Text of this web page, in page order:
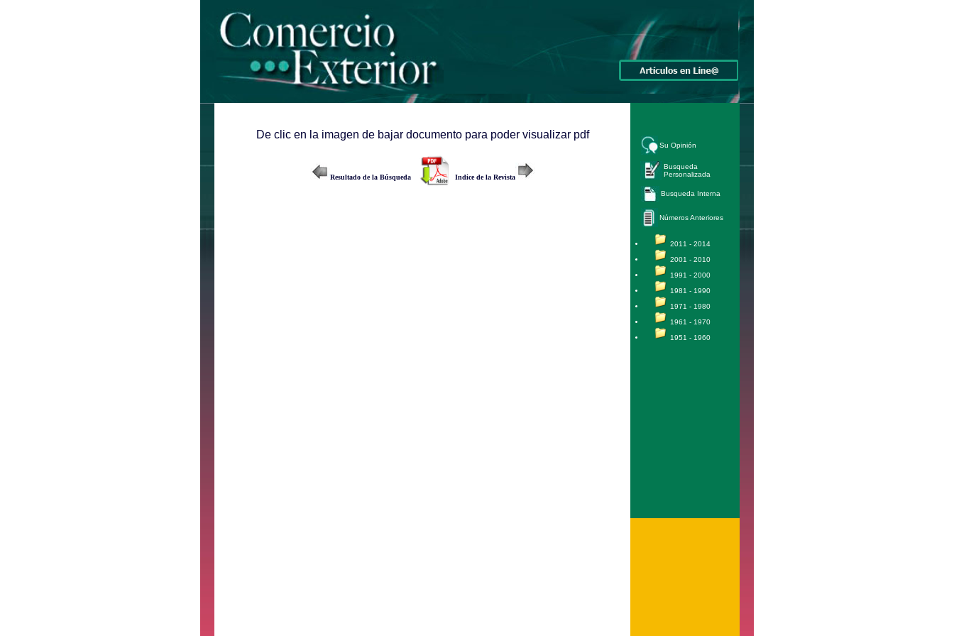
De clic en la imagen de bajar documento para poder visualizar pdf
Resultado de la Búsqueda Indice de la Revista
Su Opinión
Busqueda
Personalizada
Busqueda Interna
Números Anteriores
2011 - 2014
2001 - 2010
1991 - 2000
1981 - 1990
1971 - 1980
1961 - 1970
1951 - 1960